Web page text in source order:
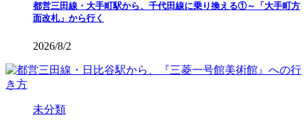
都営三田線・大手町駅から、千代田線に乗り換える①～「大手町方
面改札」から行く
2026/8/2
未分類